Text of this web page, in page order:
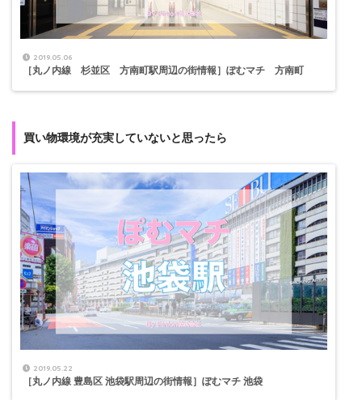
2019.05.06
［丸ノ内線 杉並区 方南町駅周辺の街情報］ぽむマチ 方南町
買い物環境が充実していないと思ったら
2019.05.22
［丸ノ内線 豊島区 池袋駅周辺の街情報］ぽむマチ 池袋